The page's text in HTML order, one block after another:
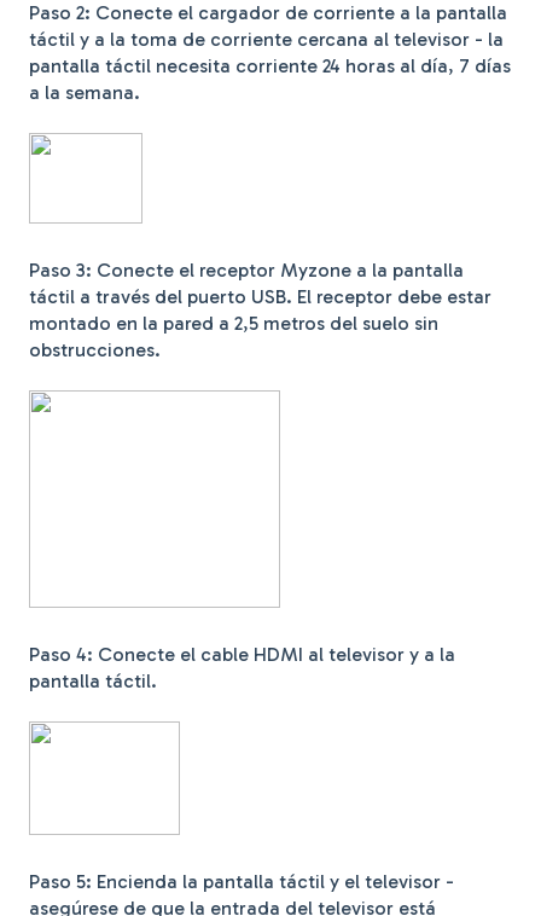
Paso 2: Conecte el cargador de corriente a la pantalla
táctil y a la toma de corriente cercana al televisor - la
pantalla táctil necesita corriente 24 horas al día, 7 días
a la semana.
Paso 3: Conecte el receptor Myzone a la pantalla
táctil a través del puerto USB. El receptor debe estar
montado en la pared a 2,5 metros del suelo sin
obstrucciones.
Paso 4: Conecte el cable HDMI al televisor y a la
pantalla táctil.
Paso 5: Encienda la pantalla táctil y el televisor -
asegúrese de que la entrada del televisor está